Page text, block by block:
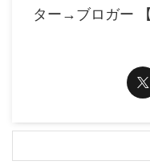
ター→ブロガー